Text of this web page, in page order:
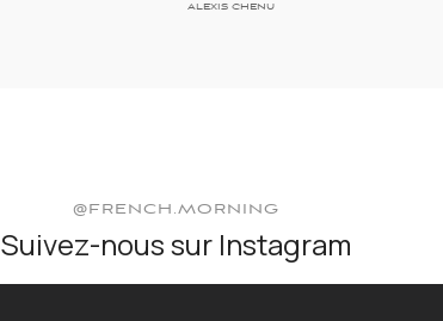
ALEXIS CHENU
@FRENCH.MORNING
Suivez-nous sur Instagram